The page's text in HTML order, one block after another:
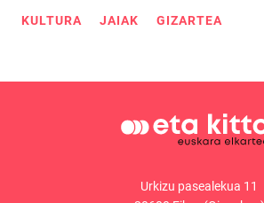
KULTURA JAIAK GIZARTEA
Urkizu pasealekua 11